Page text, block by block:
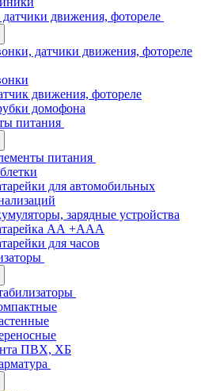
движения, фотореле
датчики движения, фотореле
движения, фотореле
домофона
питания
питания
для автомобильных
зарядные устройства
АА +ААА
для часов
ПВХ, ХБ